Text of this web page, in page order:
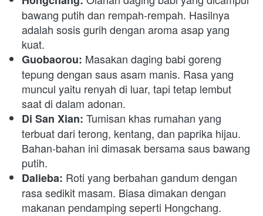
bawang putih dan rempah-rempah. Hasilnya
adalah sosis gurih dengan aroma asap yang
kuat.
Guobaorou: Masakan daging babi goreng
tepung dengan saus asam manis. Rasa yang
muncul yaitu renyah di luar, tapi tetap lembut
saat di dalam adonan.
Di San Xian: Tumisan khas rumahan yang
terbuat dari terong, kentang, dan paprika hijau.
Bahan-bahan ini dimasak bersama saus bawang
putih.
Dalieba: Roti yang berbahan gandum dengan
rasa sedikit masam. Biasa dimakan dengan
makanan pendamping seperti Hongchang.